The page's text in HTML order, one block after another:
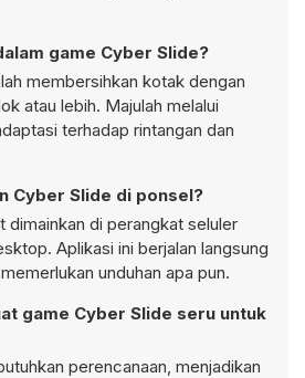
game Cyber Slide?
membersihkan kotak dengan
atau lebih. Majulah melalui
terhadap rintangan dan
Cyber Slide di ponsel?
dimainkan di perangkat seluler
Aplikasi ini berjalan langsung
unduhan apa pun.
game Cyber Slide seru untuk
perencanaan, menjadikan